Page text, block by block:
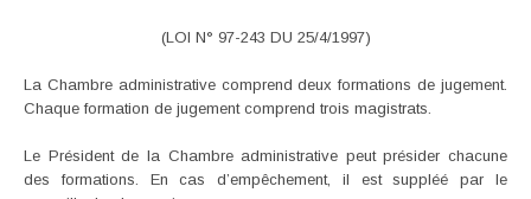
(LOI N° 97-243 DU 25/4/1997)
La Chambre administrative comprend deux formations de jugement.
Chaque formation de jugement comprend trois magistrats.
Le Président de la Chambre administrative peut présider chacune
des formations. En cas d’empêchement, il est suppléé par le